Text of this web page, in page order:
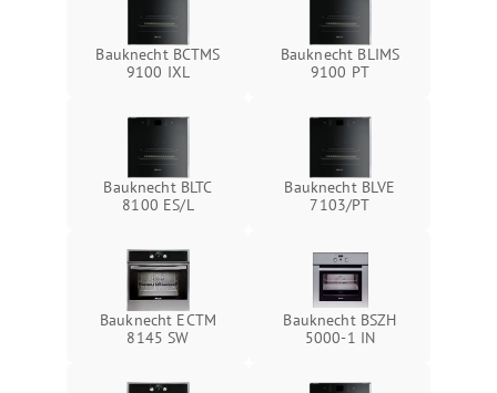
Bauknecht BCTMS
9100 IXL
Bauknecht BLIMS
9100 PT
Bauknecht BLTC
8100 ES/L
Bauknecht BLVE
7103/PT
Bauknecht ECTM
8145 SW
Bauknecht BSZH
5000-1 IN